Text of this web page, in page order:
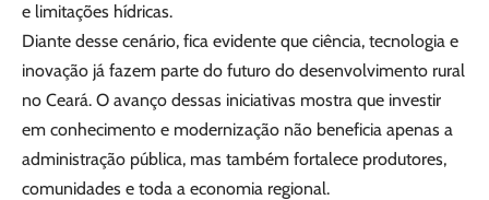
e limitações hídricas.
Diante desse cenário, fica evidente que ciência, tecnologia e
inovação já fazem parte do futuro do desenvolvimento rural
no Ceará. O avanço dessas iniciativas mostra que investir
em conhecimento e modernização não beneficia apenas a
administração pública, mas também fortalece produtores,
comunidades e toda a economia regional.